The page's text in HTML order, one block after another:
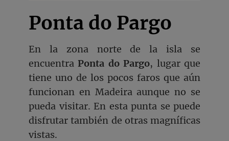
Ponta do Pargo
En la zona norte de la isla se
encuentraPonta do Pargo, lugar que
tiene uno de los pocos faros que aún
funcionan en Madeira aunque no se
pueda visitar. En esta punta se puede
disfrutar también de otras magníficas
vistas.